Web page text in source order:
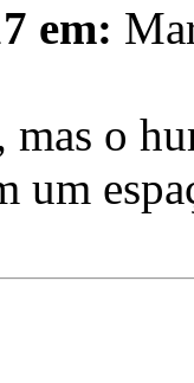
em:
mas o
um